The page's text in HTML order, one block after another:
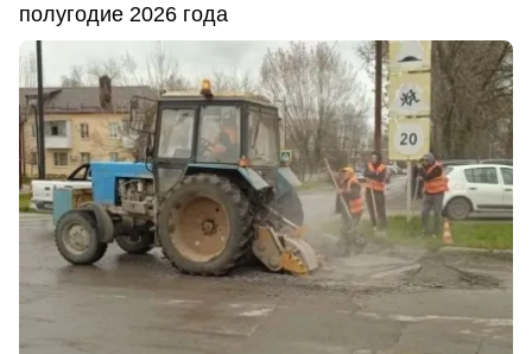
полугодие 2026 года